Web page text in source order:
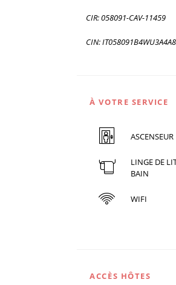
CIR: 058091-CAV-11459
CIN:
À VOTRE SERVICE
ASCENSEUR
LINGE DE
BAIN
WIFI
ACCÈS HÔTES